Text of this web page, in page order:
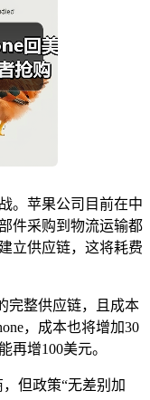
。苹果公司目前在中
件采购到物流运输都
立供应链，这将耗费
完整供应链，且成本
，成本也将增加30
再增100美元。
但政策“无差别加